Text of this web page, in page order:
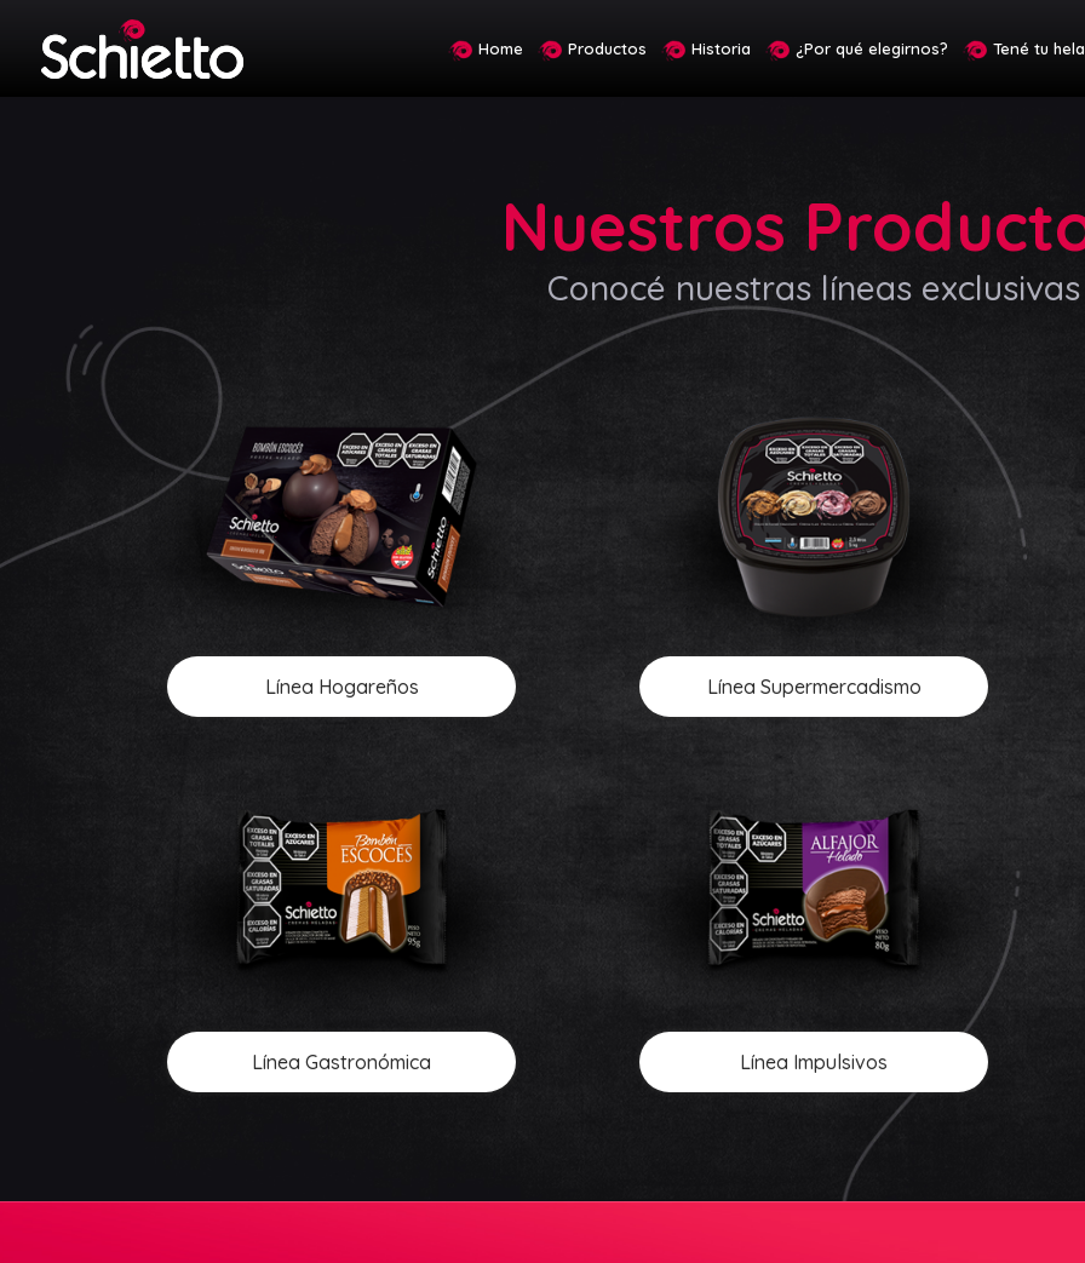
Home Productos Historia ¿Por qué elegirnos? Tené tu
Nuestros
Conocé nuestras líneas exclusivas
Línea Hogareños Línea Supermercadismo
Línea Gastronómica Línea Impulsivos